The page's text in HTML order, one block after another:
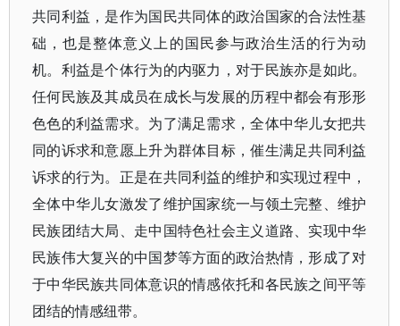
共同利益，是作为国民共同体的政治国家的合法性基
础，也是整体意义上的国民参与政治生活的行为动
机。利益是个体行为的内驱力，对于民族亦是如此。
任何民族及其成员在成长与发展的历程中都会有形形
色色的利益需求。为了满足需求，全体中华儿女把共
同的诉求和意愿上升为群体目标，催生满足共同利益
诉求的行为。正是在共同利益的维护和实现过程中，
全体中华儿女激发了维护国家统一与领土完整、维护
民族团结大局、走中国特色社会主义道路、实现中华
民族伟大复兴的中国梦等方面的政治热情，形成了对
于中华民族共同体意识的情感依托和各民族之间平等
团结的情感纽带。